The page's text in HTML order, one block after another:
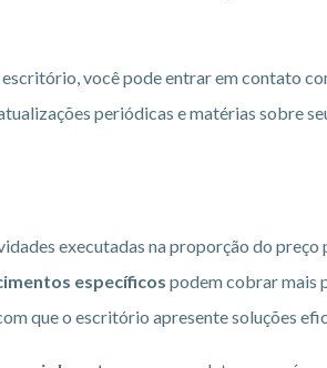
você pode entrar em contato
periódicas e matérias sobre
executadas na proporção do
específicos podem cobrar mais
que o escritório apresente soluções